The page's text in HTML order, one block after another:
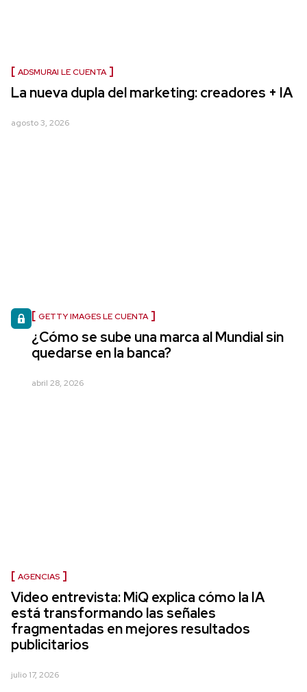
ADSMURAI LE CUENTA
La nueva dupla del marketing: creadores + IA
agosto 3, 2026
GETTY IMAGES LE CUENTA
¿Cómo se sube una marca al Mundial sin
quedarse en la banca?
abril 28, 2026
AGENCIAS
Video entrevista: MiQ explica cómo la IA
está transformando las señales
fragmentadas en mejores resultados
publicitarios
julio 17, 2026